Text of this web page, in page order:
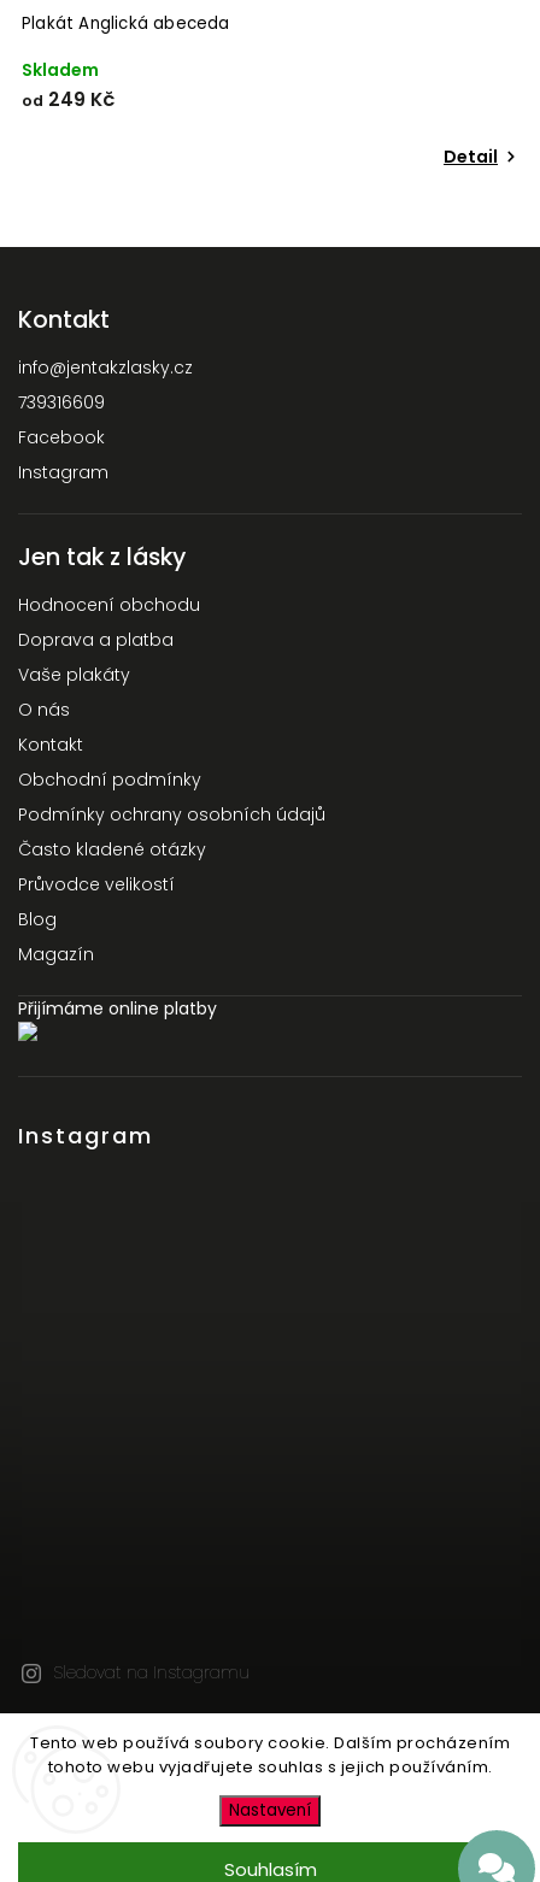
Tento web používá soubory cookie. Dalším procházením
tohoto webu vyjadřujete souhlas s jejich používáním.
Nastavení
Souhlasím
Plakát Anglická abeceda
Skladem
od 249 Kč
Detail
Kontakt
info@jentakzlasky.cz
739316609
Facebook
Instagram
Jen tak z lásky
Hodnocení obchodu
Doprava a platba
Vaše plakáty
O nás
Kontakt
Obchodní podmínky
Podmínky ochrany osobních údajů
Často kladené otázky
Průvodce velikostí
Blog
Magazín
Přijímáme online platby
Instagram
Sledovat na Instagramu
Copyright 2026Jen tak z lásky. Všechna práva
vyhrazena.
Upravit nastavení cookies